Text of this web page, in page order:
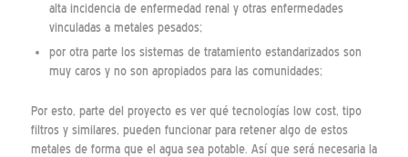
alta incidencia de enfermedad renal y otras enfermedades
vinculadas a metales pesados;
por otra parte los sistemas de tratamiento estandarizados son
muy caros y no son apropiados para las comunidades;
Por esto, parte del proyecto es ver qué tecnologías low cost, tipo
filtros y similares, pueden funcionar para retener algo de estos
metales de forma que el agua sea potable. Así que será necesaria la